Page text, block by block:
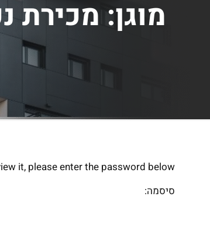
מוגן: מכירת
it, please enter the password below.
סיסמה: